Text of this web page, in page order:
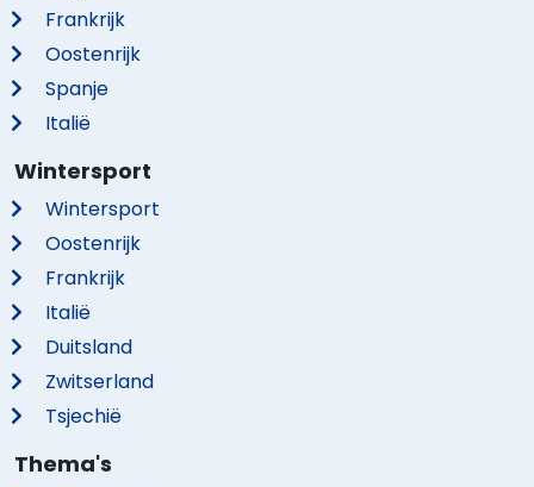
Frankrijk
Oostenrijk
Spanje
Italië
Wintersport
Wintersport
Oostenrijk
Frankrijk
Italië
Duitsland
Zwitserland
Tsjechië
Thema's